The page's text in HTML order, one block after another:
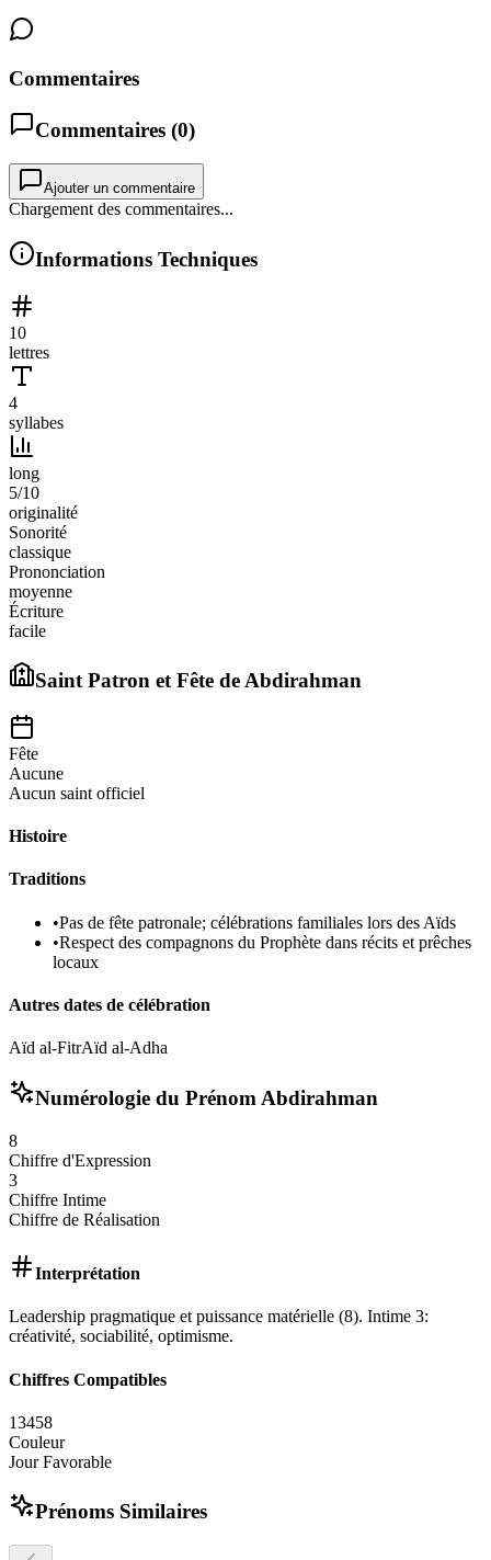
Commentaires
Commentaires (0)
Ajouter un commentaire
Chargement des commentaires...
Informations Techniques
10
lettres
4
syllabes
long
5/10
originalité
Sonorité
classique
Prononciation
moyenne
Écriture
facile
Saint Patron et Fête deAbdirahman
Fête
Aucune
Aucun saint officiel
Histoire
Traditions
•Pas de fête patronale; célébrations familiales lors des Aïds
•Respect des compagnons du Prophète dans récits et prêches
locaux
Autres dates de célébration
Aïd al-FitrAïd al-Adha
Numérologie du Prénom Abdirahman
8
Chiffre d'Expression
3
Chiffre Intime
Chiffre de Réalisation
Interprétation
Leadership pragmatique et puissance matérielle (8). Intime 3:
créativité, sociabilité, optimisme.
Chiffres Compatibles
13458
Couleur
Jour Favorable
Prénoms Similaires